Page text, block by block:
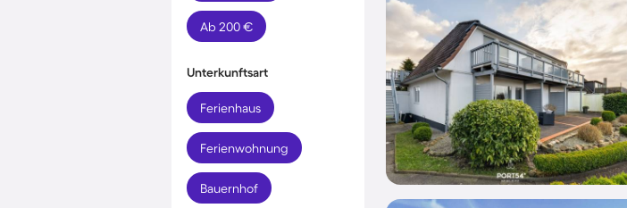
Ab 200 €
Unterkunftsart
Ferienhaus
Ferienwohnung
Bauernhof